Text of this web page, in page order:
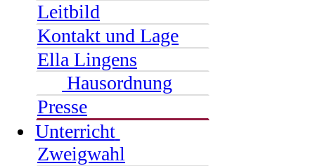
Leitbild
Kontakt und Lage
Ella Lingens
Hausordnung
Presse
Unterricht
Zweigwahl